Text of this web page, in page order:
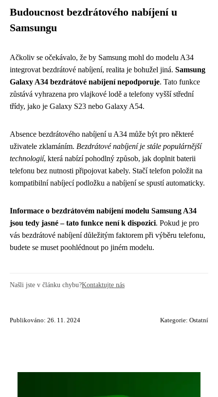
Budoucnost bezdrátového nabíjení u
Samsungu
Ačkoliv se očekávalo, že by Samsung mohl do modelu A34
integrovat bezdrátové nabíjení, realita je bohužel jiná. Samsung
Galaxy A34 bezdrátové nabíjení nepodporuje. Tato funkce
zůstává vyhrazena pro vlajkové lodě a telefony vyšší střední
třídy, jako je Galaxy S23 nebo Galaxy A54.
Absence bezdrátového nabíjení u A34 může být pro některé
uživatele zklamáním. Bezdrátové nabíjení je stále populárnější
technologií, která nabízí pohodlný způsob, jak doplnit baterii
telefonu bez nutnosti připojovat kabely. Stačí telefon položit na
kompatibilní nabíjecí podložku a nabíjení se spustí automaticky.
Informace o bezdrátovém nabíjení modelu Samsung A34
jsou tedy jasné – tato funkce není k dispozici. Pokud je pro
vás bezdrátové nabíjení důležitým faktorem při výběru telefonu,
budete se muset poohlédnout po jiném modelu.
Našli jste v článku chybu?Kontaktujte nás
Publikováno: 26. 11. 2024 Kategorie: Ostatní